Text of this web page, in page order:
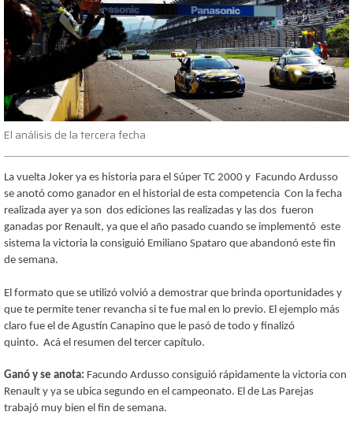
El análisis de la tercera fecha
La vuelta Joker ya es historia para el Súper TC 2000 y Facundo Ardusso
se anotó como ganador en el historial de esta competencia Con la fecha
realizada ayer ya son dos ediciones las realizadas y las dos fueron
ganadas por Renault, ya que el año pasado cuando se implementó este
sistema la victoria la consiguió Emiliano Spataro que abandonó este fin
de semana.
El formato que se utilizó volvió a demostrar que brinda oportunidades y
que te permite tener revancha si te fue mal en lo previo. El ejemplo más
claro fue el de Agustín Canapino que le pasó de todo y finalizó
quinto. Acá el resumen del tercer capítulo.
Ganó y se anota: Facundo Ardusso consiguió rápidamente la victoria con
Renault y ya se ubica segundo en el campeonato. El de Las Parejas
trabajó muy bien el fin de semana.